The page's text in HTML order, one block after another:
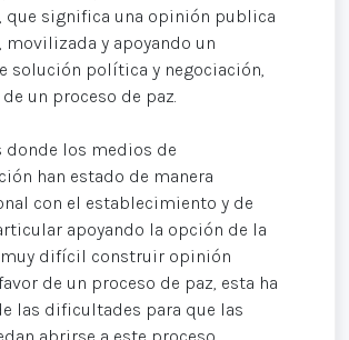
que significa una opinión publica
movilizada y apoyando un
solución política y negociación,
un proceso de paz.
donde los medios de
han estado de manera
con el establecimiento y de
apoyando la opción de la
muy difícil construir opinión
de un proceso de paz, esta ha
las dificultades para que las